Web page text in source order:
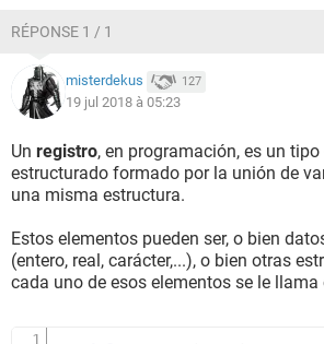
RÉPONSE 1 / 1
misterdekus 127
19 jul 2018 à 05:23
Un registro, en programación, es un
estructurado formado por la unión de
una misma estructura.
Estos elementos pueden ser, o bien
(entero, real, carácter,...), o bien otras
cada uno de esos elementos se le llama